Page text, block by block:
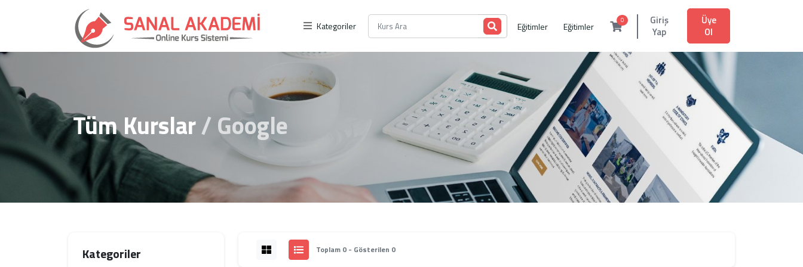
Kategoriler Eğitimler Eğitimler
0
Giriş
Yap
Üye
Ol
Tüm Kurslar Google
Kategoriler Toplam 0 - Gösterilen 0